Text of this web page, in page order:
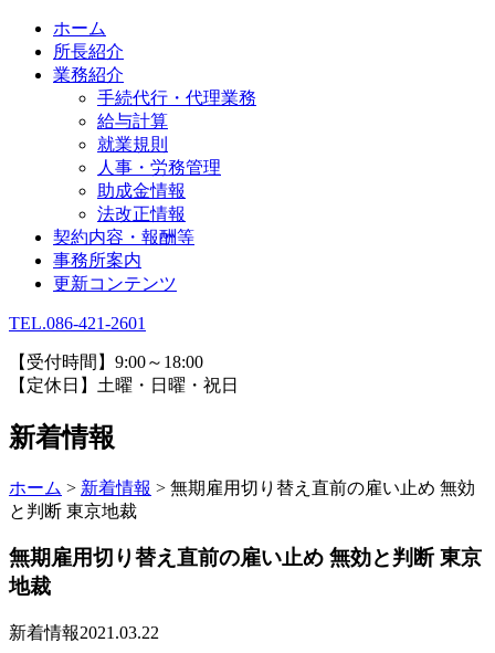
ホーム
所長紹介
業務紹介
手続代行・代理業務
給与計算
就業規則
人事・労務管理
助成金情報
法改正情報
契約内容・報酬等
事務所案内
更新コンテンツ
TEL.086-421-2601
【受付時間】9:00～18:00
【定休日】土曜・日曜・祝日
新着情報
ホーム > 新着情報 > 無期雇用切り替え直前の雇い止め 無効
と判断 東京地裁
無期雇用切り替え直前の雇い止め 無効と判断 東京
地裁
新着情報2021.03.22